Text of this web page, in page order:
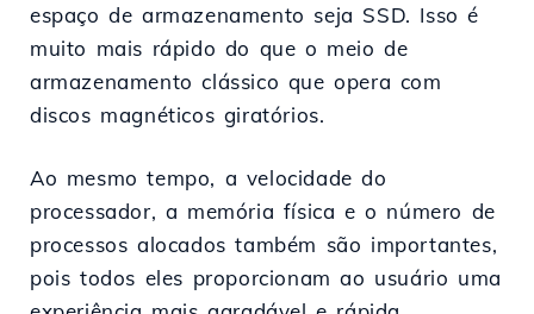
espaço de armazenamento seja SSD. Isso é
muito mais rápido do que o meio de
armazenamento clássico que opera com
discos magnéticos giratórios.
Ao mesmo tempo, a velocidade do
processador, a memória física e o número de
processos alocados também são importantes,
pois todos eles proporcionam ao usuário uma